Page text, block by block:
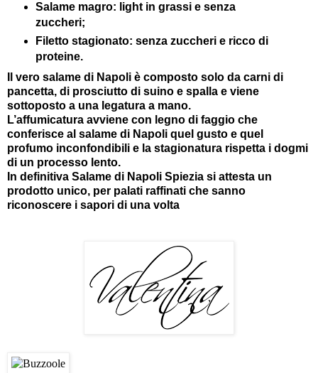
Salame magro: light in grassi e senza
zuccheri;
Filetto stagionato: senza zuccheri e ricco di
proteine.
Il vero salame di Napoli è composto solo da carni di
pancetta, di prosciutto di suino e spalla e viene
sottoposto a una legatura a mano.
L’affumicatura avviene con legno di faggio che
conferisce al salame di Napoli quel gusto e quel
profumo inconfondibili e la stagionatura rispetta i dogmi
di un processo lento.
In definitiva Salame di Napoli Spiezia si attesta un
prodotto unico, per palati raffinati che sanno
riconoscere i sapori di una volta